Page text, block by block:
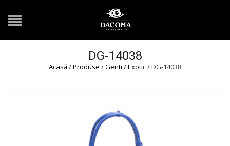
DG-14038
Acasă/Produse /Genti /Exotic/ DG-14038